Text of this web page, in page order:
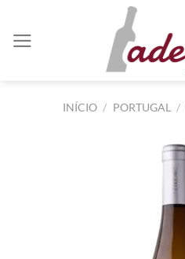
INÍCIO / PORTUGAL /